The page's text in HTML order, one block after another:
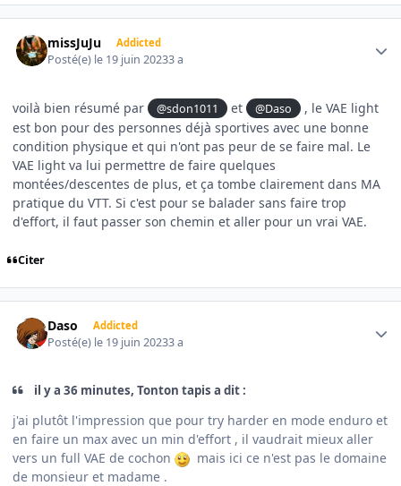
missJuJu Addicted
Posté(e) le 19 juin 20233 a
voilà bien résumé par @sdon1011 et @Daso
, le VAE light
est bon pour des personnes déjà sportives avec une bonne
condition physique et qui n'ont pas peur de se faire mal. Le
VAE light va lui permettre de faire quelques
montées/descentes de plus, et ça tombe clairement dans MA
pratique du VTT. Si c'est pour se balader sans faire trop
d'effort, il faut passer son chemin et aller pour un vrai VAE.
Citer
Daso Addicted
Posté(e) le 19 juin 20233 a
il y a 36 minutes, Tonton tapis a dit :
j'ai plutôt l'impression que pour try harder en mode enduro et
en faire un max avec un min d'effort , il vaudrait mieux aller
vers un full VAE de cochon
mais ici ce n'est pas le domaine
de monsieur et madame .